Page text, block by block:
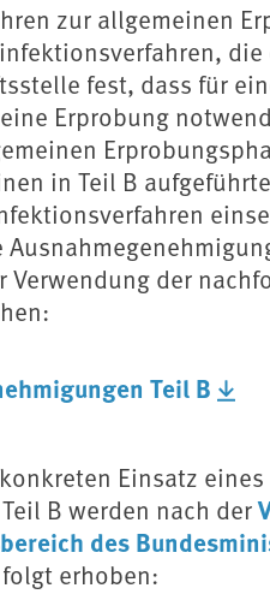
zur allgemeinen
die
fest, dass für
Erprobung
in Teil B
Verwendung der
Teil B
Einsatz eines
B werden nach der
des
erhoben: